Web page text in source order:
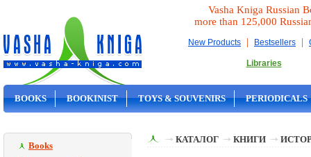
Vasha Kniga Russian
more than 125,000
New Products | Bestsellers |
Libraries
BOOKS BOOKINIST TOYS & SOUVENIRS PERIODICALS
Books
КАТАЛОГ КНИГИ